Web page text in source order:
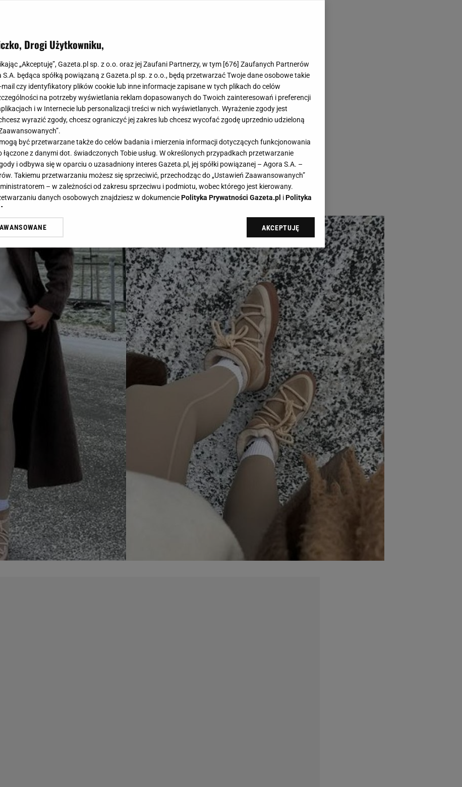
sekret ciepła na zimę. Ocieplane
robią furorę
śniegowców oficjalnie zakończone. Stylowy welur, gama
sezonu, charakterystyczne wiązania i futerko, które ogrzeje nawet w
Ocieplane botki Neścior to ukłon w stronę garderoby zimowej opartej na
Nic dziwnego, że ten model zyskał status must-have wśród stylistek i
Drogi Użytkowniku,
„Akceptuję”, Gazeta.pl sp. z o.o. oraz jej Zaufani Partnerzy, w tym [676] Zaufanych Partnerów
S.A. będąca spółką powiązaną z Gazeta.pl sp. z o.o., będą przetwarzać Twoje dane osobowe takie
mail czy identyfikatory plików cookie lub inne informacje zapisane w tych plikach do celów
na potrzeby wyświetlania reklam dopasowanych do Twoich zainteresowań i preferencji
i w Internecie lub personalizacji treści w nich wyświetlanych. Wyrażenie zgody jest
wyrazić zgody, chcesz ograniczyć jej zakres lub chcesz wycofać zgodę uprzednio udzieloną
być przetwarzane także do celów badania i mierzenia informacji dotyczących funkcjonowania
łączone z danymi dot. świadczonych Tobie usług. W określonych przypadkach przetwarzanie
i odbywa się w oparciu o uzasadniony interes Gazeta.pl, jej spółki powiązanej – Agora S.A. –
Takiemu przetwarzaniu możesz się sprzeciwić, przechodząc do „Ustawień Zaawansowanych”
– w zależności od zakresu sprzeciwu i podmiotu, wobec którego jest kierowany.
danych osobowych znajdziesz w dokumenciePolityka Prywatności Gazeta.pl iPolityka
też zgodę na zainstalowanie i przechowywanie plików cookie Gazeta.pl sp. z o.o., jej
wywołując narzędzie do zarządzania twoimi preferencjami dot. przetwarzania danych poprzez
” w stopce serwisu i przechodząc do „Ustawień Zaawansowanych”. Zmiana ustawień
także za pomocą ustawień przeglądarki.
i Agora S.A. możemy przetwarzać dane osobowe w następujących celach:
geolokalizacyjnych. Aktywne skanowanie charakterystyki urządzenia do celów identyfikacji.
na urządzeniu lub dostęp do nich. Spersonalizowane reklamy i treści, pomiar reklam i treści,
usług.
Lista Zaufanych Partnerów
AKCEPTUJĘ